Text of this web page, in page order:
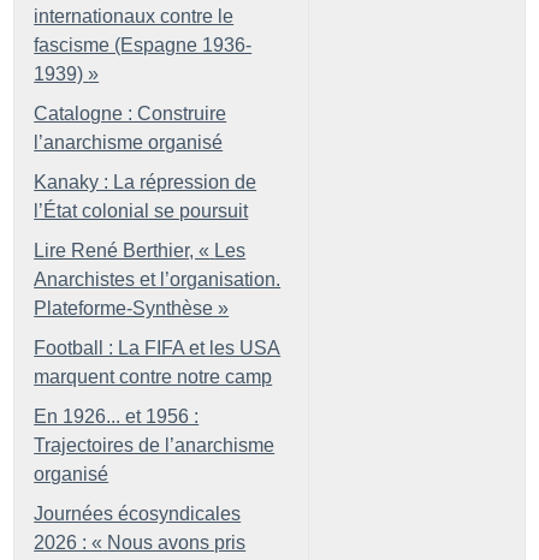
internationaux contre le
fascisme (Espagne 1936-
1939) »
Catalogne : Construire
l’anarchisme organisé
Kanaky : La répression de
l’État colonial se poursuit
Lire René Berthier, « Les
Anarchistes et l’organisation.
Plateforme-Synthèse »
Football : La FIFA et les USA
marquent contre notre camp
En 1926... et 1956 :
Trajectoires de l’anarchisme
organisé
Journées écosyndicales
2026 : « Nous avons pris